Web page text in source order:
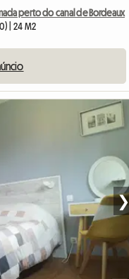
perto do canal de Bordeaux
| 24 M2
❯